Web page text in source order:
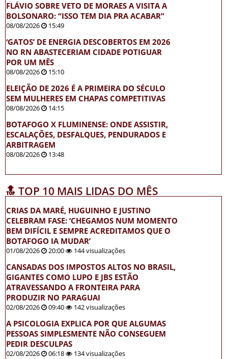
FLÁVIO SOBRE VETO DE MORAES A VISITA A
BOLSONARO: “ISSO TEM DIA PRA ACABAR”
08/08/2026 15:49
‘GATOS’ DE ENERGIA DESCOBERTOS EM 2026
NO RN ABASTECERIAM CIDADE POTIGUAR
POR UM MÊS
08/08/2026 15:10
ELEIÇÃO DE 2026 É A PRIMEIRA DO SÉCULO
SEM MULHERES EM CHAPAS COMPETITIVAS
08/08/2026 14:15
BOTAFOGO X FLUMINENSE: ONDE ASSISTIR,
ESCALAÇÕES, DESFALQUES, PENDURADOS E
ARBITRAGEM
08/08/2026 13:48
🔝 TOP 10 MAIS LIDAS DO MÊS
CRIAS DA MARÉ, HUGUINHO E JUSTINO
CELEBRAM FASE: ‘CHEGAMOS NUM MOMENTO
BEM DIFÍCIL E SEMPRE ACREDITAMOS QUE O
BOTAFOGO IA MUDAR’
01/08/2026 20:00 144 visualizações
CANSADAS DOS IMPOSTOS ALTOS NO BRASIL,
GIGANTES COMO LUPO E JBS ESTÃO
ATRAVESSANDO A FRONTEIRA PARA
PRODUZIR NO PARAGUAI
02/08/2026 09:40 142 visualizações
A PSICOLOGIA EXPLICA POR QUE ALGUMAS
PESSOAS SIMPLESMENTE NÃO CONSEGUEM
PEDIR DESCULPAS
02/08/2026 06:18 134 visualizações